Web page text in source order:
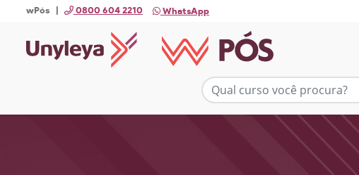
wPós | 0800 604 2210 WhatsApp